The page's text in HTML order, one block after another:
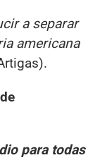
a separar
americana
para todas